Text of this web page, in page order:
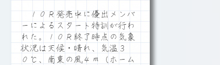
１０Ｒ発売中に優出メンバ
ーによるスタート特訓が行わ
れた。１０Ｒ終了時点の気象
状況は天候・晴れ、気温３
０℃、南東の風４ｍ（ホーム